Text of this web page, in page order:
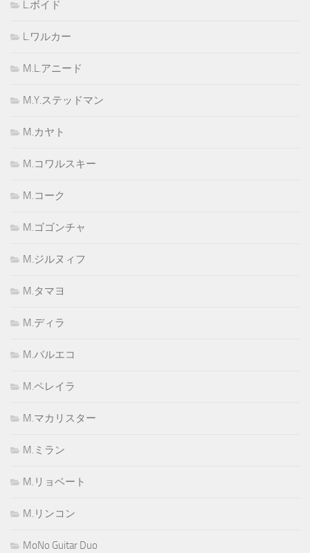
L.ボイド
L.ワルカー
M.L.アニード
M.Y.ステッドマン
M.カヤト
M.コワルスキー
M.コーク
M.ゴゴンチャ
M.ジルヌィフ
M.タマヨ
M.ディラ
M.バルエコ
M.ペレイラ
M.マカリスター
M.ミラン
M.リョベート
M.リンコン
MoNo Guitar Duo